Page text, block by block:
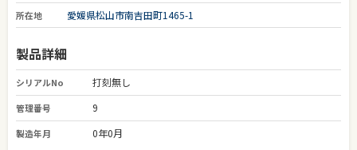
所在地 愛媛県松山市南吉田町1465-1
製品詳細
シリアルNo 打刻無し
管理番号 9
製造年月 0年0月